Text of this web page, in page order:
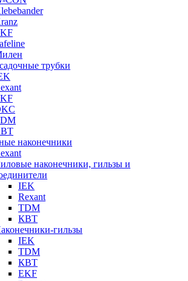
трубки
наконечники
наконечники, гильзы и
IEK
Rexant
TDM
КВТ
гильзы
IEK
TDM
КВТ
EKF